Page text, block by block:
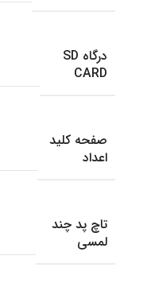
درگاه SD
CARD
صفحه کلید
اعداد
تاچ پد چند
لمسی